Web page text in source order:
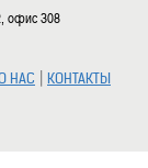
офис 308
НАС | КОНТАКТЫ